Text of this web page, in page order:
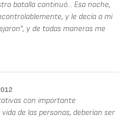
batalla continuó... Esa noche,
y le decía a mi
y de todas maneras me
con importante
de las personas, deberían ser